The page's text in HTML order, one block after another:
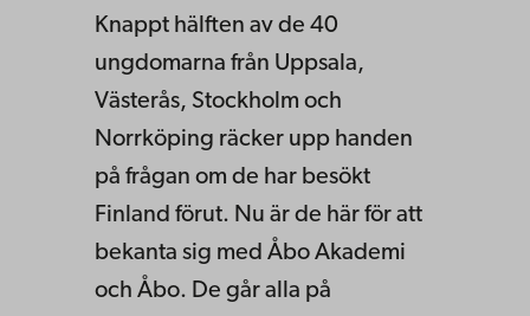
Knappt hälften av de 40
ungdomarna från Uppsala,
Västerås, Stockholm och
Norrköping räcker upp handen
på frågan om de har besökt
Finland förut. Nu är de här för att
bekanta sig med Åbo Akademi
och Åbo. De går alla på